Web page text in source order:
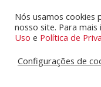
perguntando
qualidade do
usado.
Procedendo
Nós usamos cookies
nosso site. Para
Uso e Política de
Configurações de